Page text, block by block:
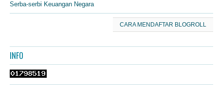
Serba-serbi Keuangan Negara
CARA MENDAFTAR BLOGROLL
INFO